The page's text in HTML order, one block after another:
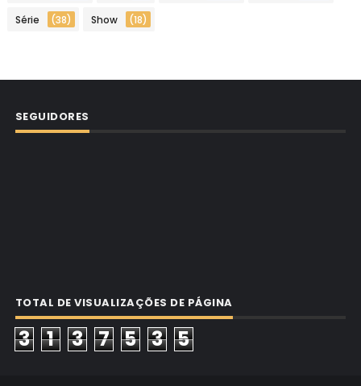
Série (38) Show (18)
SEGUIDORES
TOTAL DE VISUALIZAÇÕES DE PÁGINA
3 1 3 7 5 3 5